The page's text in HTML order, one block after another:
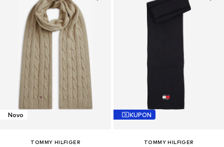
Novo
TOMMY HILFIGER
KUPON
TOMMY HILFIGER